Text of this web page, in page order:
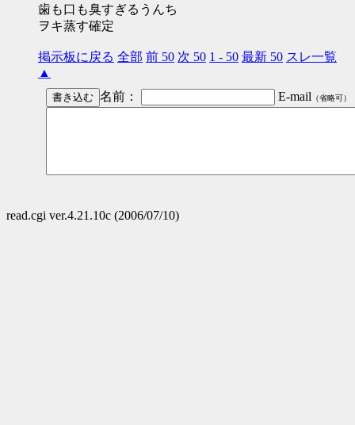
歯も口も臭すぎるうんち
ヲキ蒸す確定
掲示板に戻る 全部 前 50 次 50 1 - 50 最新 50 スレ一覧
▲
名前：
E-mail （省略可）
read.cgi ver.4.21.10c (2006/07/10)